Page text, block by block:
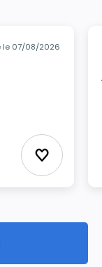
le 07/08/2026
Ajouter
offres